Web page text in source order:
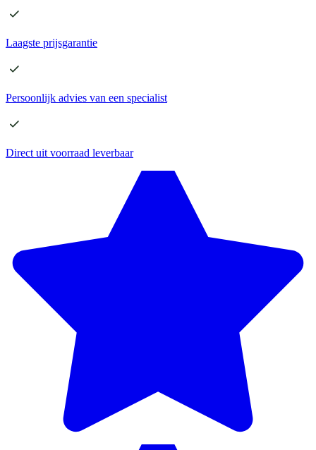
Laagste prijsgarantie
Persoonlijk advies van een specialist
Direct uit voorraad leverbaar